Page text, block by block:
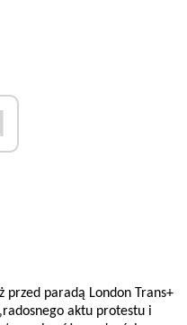
przed paradą London Trans+
aktu protestu i